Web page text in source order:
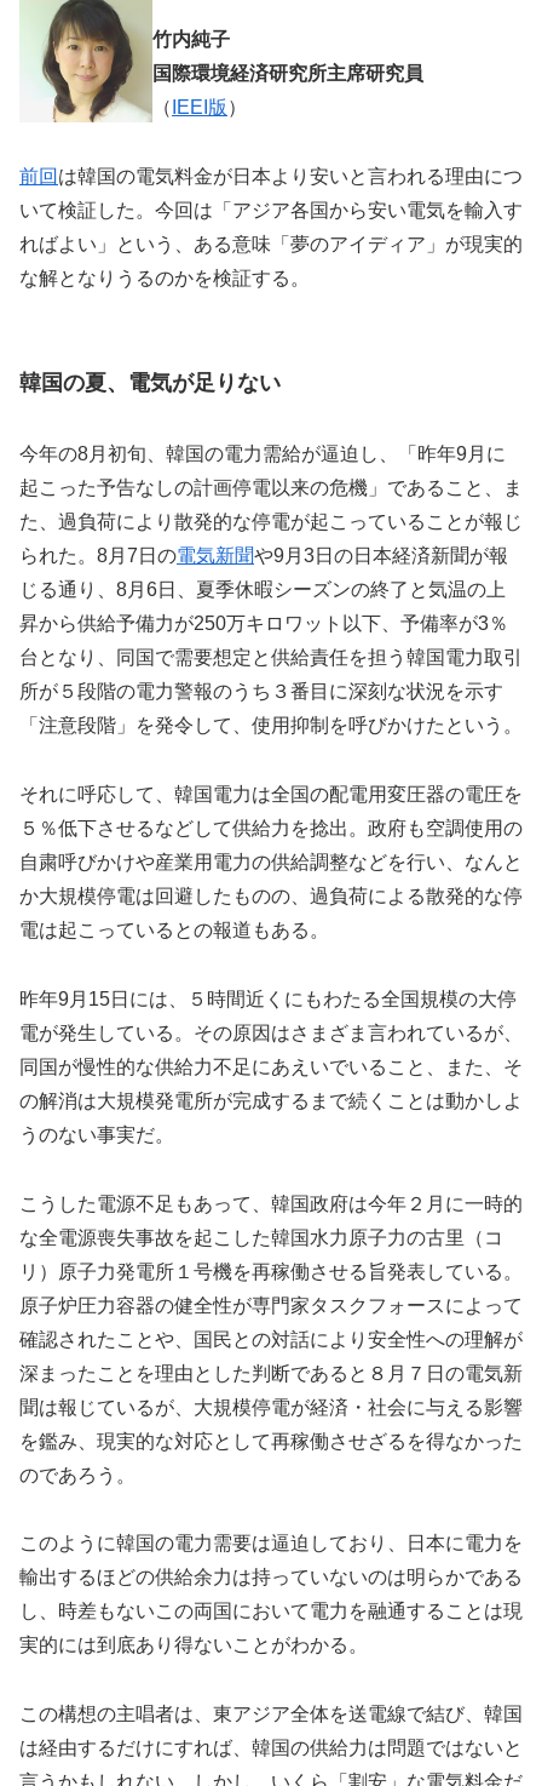
竹内純子
国際環境経済研究所主席研究員
（ IEEI版 ）
前回 は韓国の電気料金が日本より安いと言われる理由につ
いて検証した。今回は「アジア各国から安い電気を輸入す
ればよい」という、ある意味「夢のアイディア」が現実的
な解となりうるのかを検証する。
韓国の夏、電気が足りない
今年の8月初旬、韓国の電力需給が逼迫し、「昨年9月に
起こった予告なしの計画停電以来の危機」であること、ま
た、過負荷により散発的な停電が起こっていることが報じ
られた。8月7日の電気新聞や9月3日の日本経済新聞が報
じる通り、8月6日、夏季休暇シーズンの終了と気温の上
昇から供給予備力が250万キロワット以下、予備率が3％
台となり、同国で需要想定と供給責任を担う韓国電力取引
所が５段階の電力警報のうち３番目に深刻な状況を示す
「注意段階」を発令して、使用抑制を呼びかけたという。
それに呼応して、韓国電力は全国の配電用変圧器の電圧を
５％低下させるなどして供給力を捻出。政府も空調使用の
自粛呼びかけや産業用電力の供給調整などを行い、なんと
か大規模停電は回避したものの、過負荷による散発的な停
電は起こっているとの報道もある。
昨年9月15日には、５時間近くにもわたる全国規模の大停
電が発生している。その原因はさまざま言われているが、
同国が慢性的な供給力不足にあえいでいること、また、そ
の解消は大規模発電所が完成するまで続くことは動かしよ
うのない事実だ。
こうした電源不足もあって、韓国政府は今年２月に一時的
な全電源喪失事故を起こした韓国水力原子力の古里（コ
リ）原子力発電所１号機を再稼働させる旨発表している。
原子炉圧力容器の健全性が専門家タスクフォースによって
確認されたことや、国民との対話により安全性への理解が
深まったことを理由とした判断であると８月７日の電気新
聞は報じているが、大規模停電が経済・社会に与える影響
を鑑み、現実的な対応として再稼働させざるを得なかった
のであろう。
このように韓国の電力需要は逼迫しており、日本に電力を
輸出するほどの供給余力は持っていないのは明らかである
し、時差もないこの両国において電力を融通することは現
実的には到底あり得ないことがわかる。
この構想の主唱者は、東アジア全体を送電線で結び、韓国
は経由するだけにすれば、韓国の供給力は問題ではないと